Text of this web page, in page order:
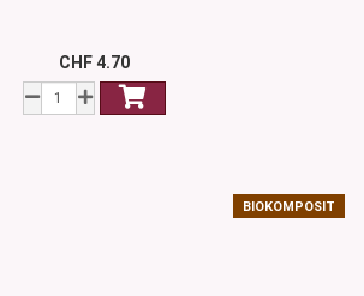
CHF 4.70
BIOKOMPOSIT